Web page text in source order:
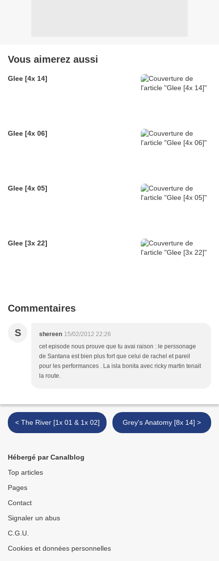
Vous aimerez aussi
Glee [4x 14]
Glee [4x 06]
Glee [4x 05]
Glee [3x 22]
Commentaires
S shereen 15/02/2012 22:26
cet episode nous prouve que tu avai raison : le perssonage
de Santana est bien plus fort que celui de rachel et pareil
pour les performances . La isla bonita avec ricky martin tenait
la route.
< The River [1x 01 & 1x 02] Grey's Anatomy [8x 14] >
Hébergé par Canalblog
Top articles
Pages
Contact
Signaler un abus
C.G.U.
Cookies et données personnelles